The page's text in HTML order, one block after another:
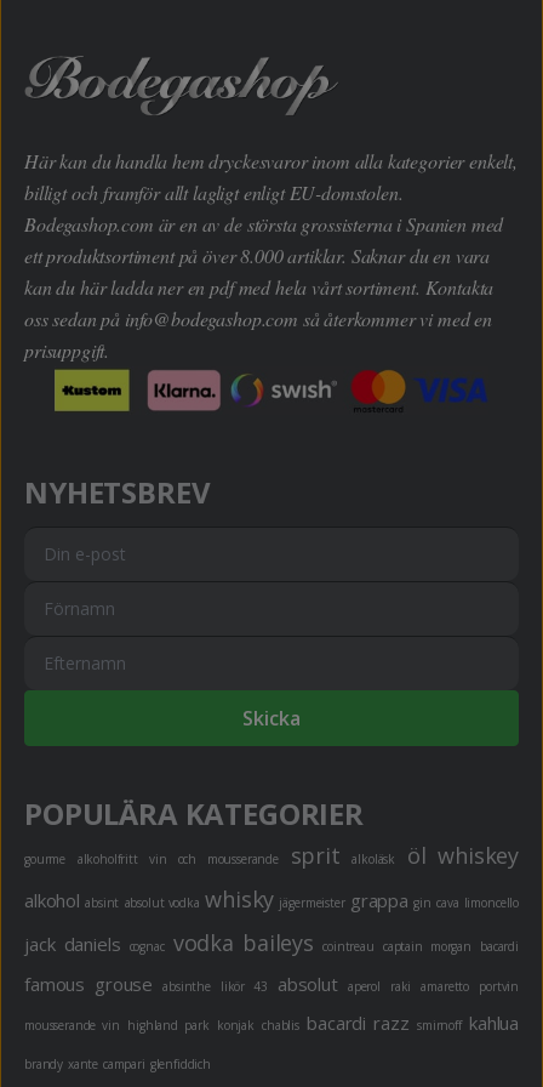
Här kan du handla hem dryckesvaror inom alla kategorier enkelt,
billigt och framför allt lagligt enligt EU-domstolen.
Bodegashop.com är en av de största grossisterna i Spanien med
ett produktsortiment på över 8.000 artiklar. Saknar du en vara
kan du här ladda ner en pdf med hela vårt sortiment. Kontakta
oss sedan på info@bodegashop.com så återkommer vi med en
prisuppgift.
NYHETSBREV
Skicka
POPULÄRA KATEGORIER
gourme alkoholfritt vin och mousserande sprit alkoläsk öl whiskey
alkohol absint absolut vodka whisky jägermeister grappa gin cava limoncello
jack daniels cognac vodka baileys cointreau captain morgan bacardi
famous grouse absinthe likör 43 absolut aperol raki amaretto portvin
mousserande vin highland park konjak chablis bacardi razz smirnoff kahlua
brandy xante campari glenfiddich